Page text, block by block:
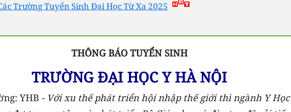
Trường Tuyển Sinh Đại Học Từ Xa 2025
THÔNG BÁO TUYỂN SINH
TRƯỜNG ĐẠI HỌC Y HÀ NỘI
YHB - Với xu thế phát triển hội nhập thế giới thì ngành Y Học